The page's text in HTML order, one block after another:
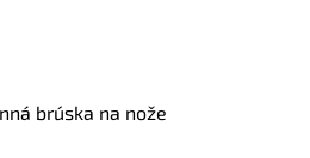
brúska na nože